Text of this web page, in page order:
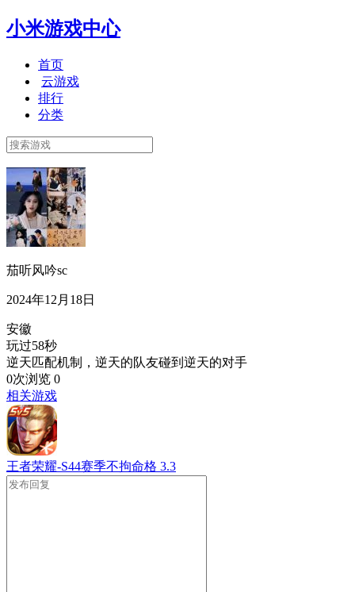
小米游戏中心
首页
云游戏
排行
分类
茄听风吟sc
2024年12月18日
安徽
玩过58秒
逆天匹配机制，逆天的队友碰到逆天的对手
0次浏览 0
相关游戏
王者荣耀-S44赛季不拘命格 3.3